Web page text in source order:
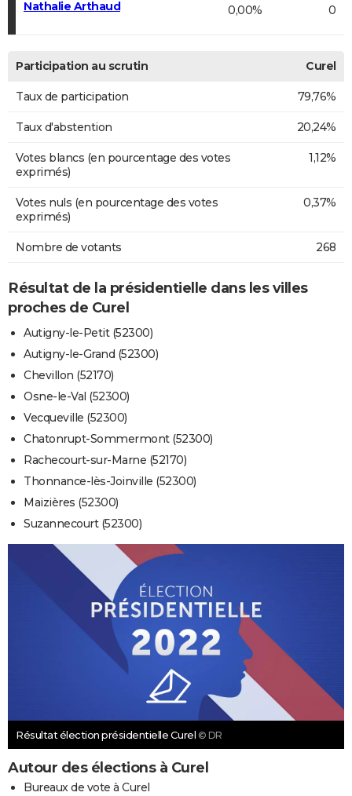
Nathalie Arthaud 0,00% 0
Participation au scrutin Curel
Taux de participation 79,76%
Taux d'abstention 20,24%
Votes blancs (en pourcentage des votes
exprimés)
1,12%
Votes nuls (en pourcentage des votes
exprimés)
0,37%
Nombre de votants 268
Résultat de la présidentielle dans les villes
proches de Curel
Autigny-le-Petit (52300)
Autigny-le-Grand (52300)
Chevillon (52170)
Osne-le-Val (52300)
Vecqueville (52300)
Chatonrupt-Sommermont (52300)
Rachecourt-sur-Marne (52170)
Thonnance-lès-Joinville (52300)
Maizières (52300)
Suzannecourt (52300)
Résultat élection présidentielle Curel © DR
Autour des élections à Curel
Bureaux de vote à Curel